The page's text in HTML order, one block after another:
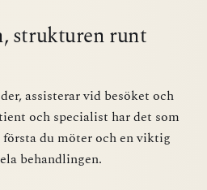
strukturen runt
assisterar vid besöket och
och specialist har det som
första du möter och en viktig
behandlingen.